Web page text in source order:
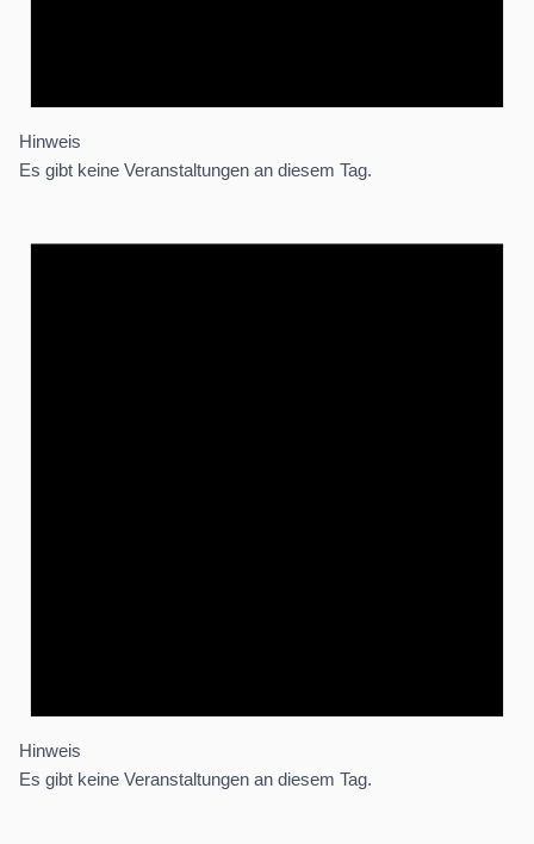
Hinweis
Es gibt keine Veranstaltungen an diesem Tag.
Hinweis
Es gibt keine Veranstaltungen an diesem Tag.